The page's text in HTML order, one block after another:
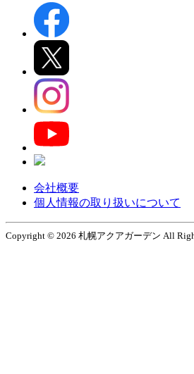
会社概要
個人情報の取り扱いについて
Copyright © 2026 札幌アクアガーデン All